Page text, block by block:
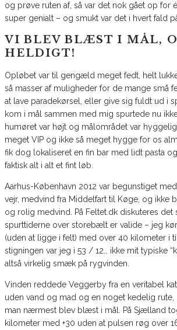
og prøve ruten af, så var det nok gået op for
super genialt – og smukt var det i hvert fald
VI BLEV BLÆST I MÅL,
HELDIGT!
Opløbet var til gengæld meget fedt, helt
så masser af muligheder for de mange små
at lave paradekørsel, eller give sig fuldt ud i
kom i mål sammen med mig spurtede nu
humøret var højt og målområdet var
meget VIP og ikke så meget hygge for os
fik dog lokaliseret en fin bar med lidt pasta
faktisk alt i alt et fint løb.
Aarhus-København 2012 var begunstiget
vejr, medvind fra Middelfart til Køge, og ikke
og rolig medvind. På Feltet.dk diskuteres det
spurttiderne over storebælt er valide – jeg
(uden at ligge i felt) med over 40 kilometer i
stigningen var jeg i 53 / 12… ikke mit typiske
altså virkelig smæk på rygvinden.
Vinden reddede Veggerby fra en veritabel
uden vand og mad og en noget kedelig rute,
man nærmest blev blæst i mål. På Sjælland
kilometer med +30 uden at pulsen røg over